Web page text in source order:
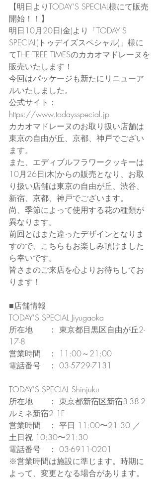
【明日よりTODAY'S SPECIAL様にて販売
開始！！】
明日10月20日(金)より「TODAY'S
SPECIAL(トゥデイズスペシャル)」様に
てTHE TREE TIMESのカカオマドレーヌを
販売いたします！
今回はパッケージも新たにリニューア
ルいたしました。
公式サイト：
https://www.todaysspecial.jp
カカオマドレーヌのお取り扱い店舗は
東京の自由が丘、京都、神戸でござい
ます。
また、エディブルフラワークッキーは
10月26日(木)からの販売となり、お取
り扱い店舗は東京の自由が丘、渋谷、
新宿、京都、神戸でございます。
尚、季節によって使用する花の種類が
異なります。
前回とはまた違ったデザインとなりま
すので、こちらもお楽しみ頂けました
ら幸いです。
皆さまのご来店を心よりお待ちしてお
ります！
■店舗情報
TODAY'S SPECIAL Jiyugaoka
所在地　　： 東京都目黒区自由が丘2-
17-8
営業時間　： 11:00～21:00
電話番号　： 03-5729-7131
TODAY'S SPECIAL Shinjuku
所在地　　： 東京都新宿区新宿3-38-2
ルミネ新宿2 1F
営業時間　： 平日 11:00〜21:30 ／
土日祝 10:30〜21:30
電話番号　： 03-6911-0201
※営業時間は施設に準じます。時期に
よって、変更となる場合があります。